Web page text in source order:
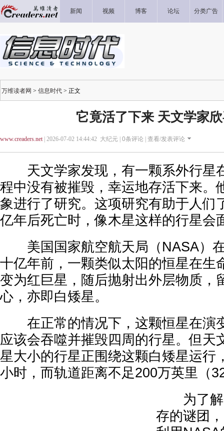
新闻 视频 博客 论坛 分类广告
万维读者网 > 信息时代 > 正文
它竟活了下来 天文学家
www.creaders.net| 2026-07-02 14:44:42 大纪元 | 0条评论 | 查看/发表评论
天文学家发现，有一颗系外行星
程中没有被摧毁，幸运地存活下来。
象进行了研究。这项研究有助于人们
亿年后死亡时，像木星这样的行星会
美国国家航空航天局（NASA）
十亿年前，一颗类似太阳的恒星在生
变为红巨星，随后抛射出外层物质，
心，亦即白矮星。
在正常的情况下，这颗恒星在演
应该会吞噬并摧毁四周的行星。但天
星大小的行星正围绕这颗白矮星运行
小时，而轨道距离不足200万英里（
为了解
存的谜团